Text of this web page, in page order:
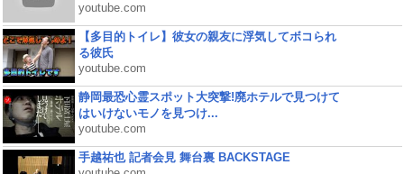
youtube.com
【多目的トイレ】彼女の親友に浮気してボコられ
る彼氏
youtube.com
静岡最恐心霊スポット大突撃!廃ホテルで見つけて
はいけないモノを見つけ...
youtube.com
手越祐也 記者会見 舞台裏 BACKSTAGE